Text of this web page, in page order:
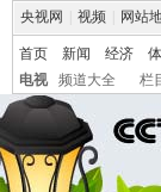
央视网 视频 网站
首页 新闻 经济
电视
频道大全 栏